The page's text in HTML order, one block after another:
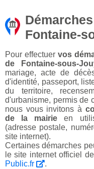
Fontaine-
Pour effectuervos
de Fontaine-sous-
mariage, acte de
d'identité, passeport,
du territoire,
d'urbanisme, permis de
nous vous invitons à
de la mairie en
(adresse postale,
site internet).
Certaines démarches
le site internet officiel
Public.fr
.